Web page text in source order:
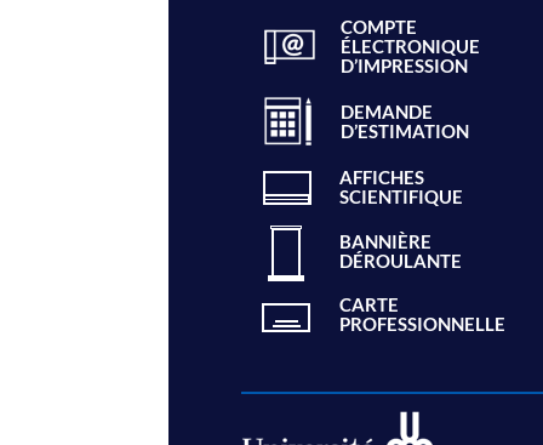
COMPTE
ÉLECTRONIQUE
D’IMPRESSION
DEMANDE
D’ESTIMATION
AFFICHES
SCIENTIFIQUE
BANNIÈRE
DÉROULANTE
CARTE
PROFESSIONNELLE